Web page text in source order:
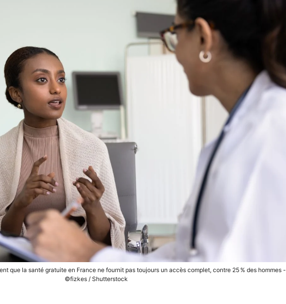
que la santé gratuite en France ne fournit pas toujours un accès complet, contre 25 % des hommes -
©fizkes / Shutterstock